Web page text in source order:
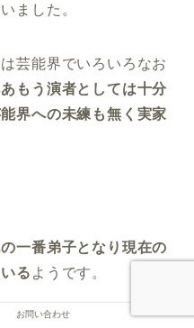
ました。
芸能界でいろいろなお
もう演者としては十分
界への未練も無く実家
一番弟子となり現在の
る ようです。
お問い合わせ